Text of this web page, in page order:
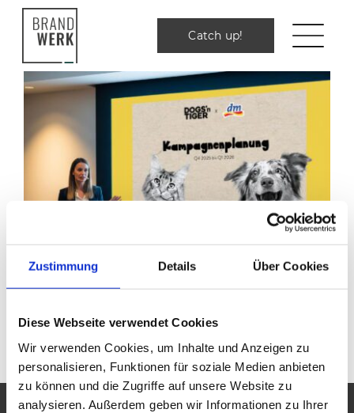
Zustimmung Details Über Cookies
Diese Webseite verwendet Cookies
Wir verwenden Cookies, um Inhalte und Anzeigen zu
personalisieren, Funktionen für soziale Medien anbieten
zu können und die Zugriffe auf unsere Website zu
analysieren. Außerdem geben wir Informationen zu Ihrer
Zum
Inhalt
springen
Catch up!
Catch up!